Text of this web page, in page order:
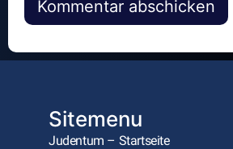
Alternative:
Sitemenu
Judentum – Startseite